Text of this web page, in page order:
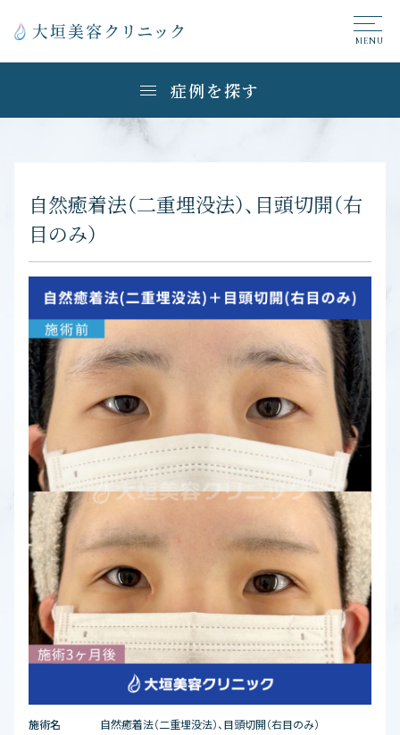
症例を探す
自然癒着法（二重埋没法）、目頭切開（右
目のみ）
施術名 自然癒着法（二重埋没法）、目頭切開（右目のみ）